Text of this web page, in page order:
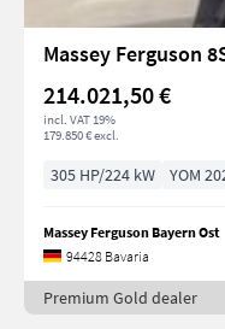
Massey Ferguson
214.021,50 €
incl. VAT 19%
179.850 € excl.
305 HP/224 kW YOM
Massey Ferguson Bayern Ost
94428 Bavaria
Premium Gold dealer